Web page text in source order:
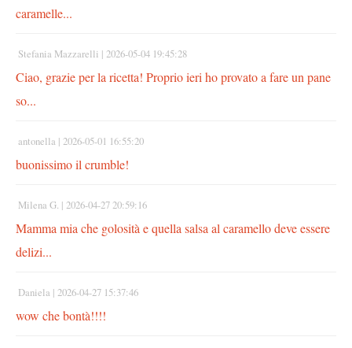
caramelle...
Stefania Mazzarelli | 2026-05-04 19:45:28
Ciao, grazie per la ricetta! Proprio ieri ho provato a fare un pane
so...
antonella | 2026-05-01 16:55:20
buonissimo il crumble!
Milena G. | 2026-04-27 20:59:16
Mamma mia che golosità e quella salsa al caramello deve essere
delizi...
Daniela | 2026-04-27 15:37:46
wow che bontà!!!!